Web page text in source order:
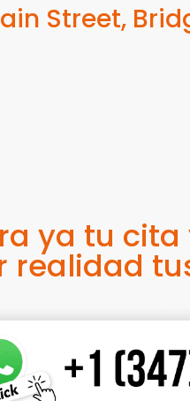
Street,
ya tu
realidad